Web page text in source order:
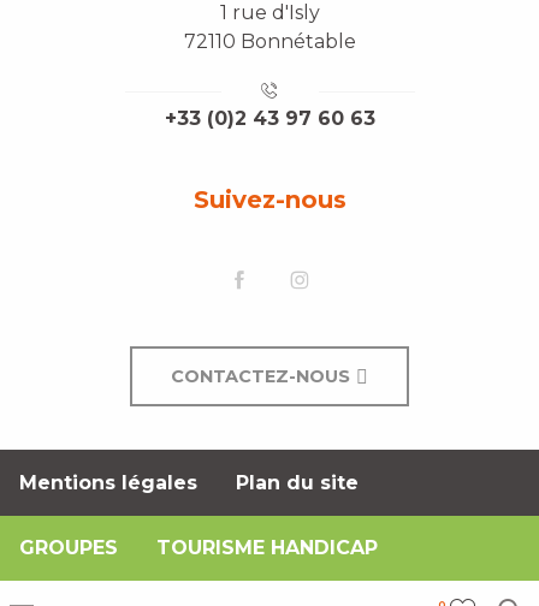
1 rue d'Isly
72110 Bonnétable
+33 (0)2 43 97 60 63
Suivez-nous
CONTACTEZ-NOUS
Mentions légales Plan du site
GROUPES TOURISME HANDICAP